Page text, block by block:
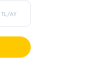
TL/AY